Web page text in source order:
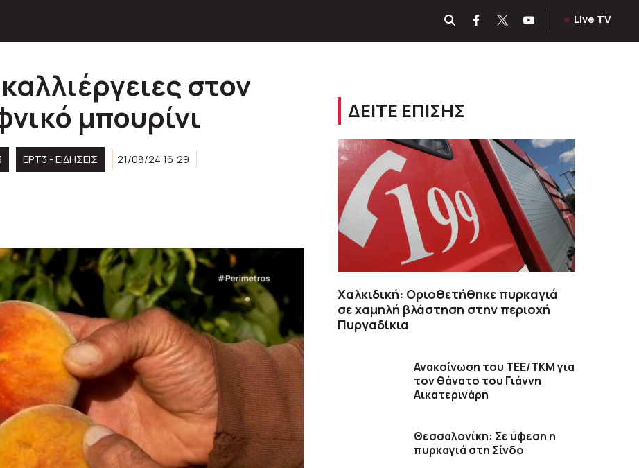
Live TV
στον
μπουρίνι
ΕΡΤ3 - ΕΙΔΉΣΕΙΣ
21/08/24 16:29
ΔΕΙΤΕ ΕΠΙΣΗΣ
Χαλκιδική: Οριοθετήθηκε πυρκαγιά
σε χαμηλή βλάστηση στην περιοχή
Πυργαδίκια
Ανακοίνωση του ΤΕΕ/ΤΚΜ για
τον θάνατο του Γιάννη
Αικατερινάρη
Θεσσαλονίκη: Σε ύφεση η
πυρκαγιά στη Σίνδο